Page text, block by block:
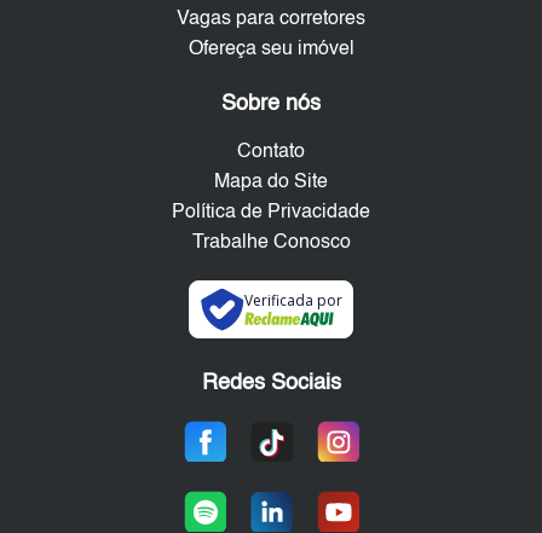
Vagas para corretores
Ofereça seu imóvel
Sobre nós
Contato
Mapa do Site
Política de Privacidade
Trabalhe Conosco
Verificada por
Redes Sociais